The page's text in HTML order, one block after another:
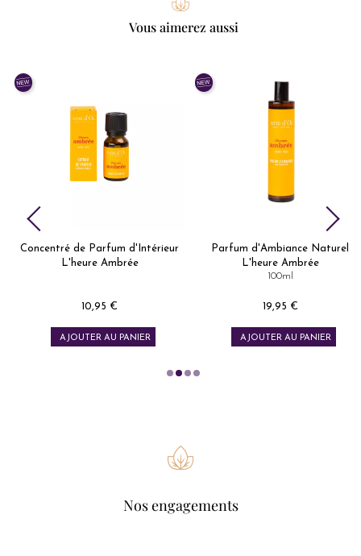
Vous aimerez aussi
Concentré de Parfum d'Intérieur
L'heure Ambrée
Prix
10,95 €
AJOUTER AU PANIER
Parfum d'Ambiance Naturel
L'heure Ambrée
100ml
Prix
19,95 €
AJOUTER AU PANIER
Nos engagements